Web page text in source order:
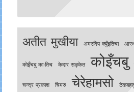
अतीत मुखीया अमरदिप क्युँइतिचा
काेइँचबु काःतिच केदार सङ्केत कोइँचबु
चन्द्र प्रकाश चिमरु चेरेहामसो